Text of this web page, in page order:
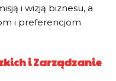
i wizją biznesu, a
i preferencjom
i Zarządzanie